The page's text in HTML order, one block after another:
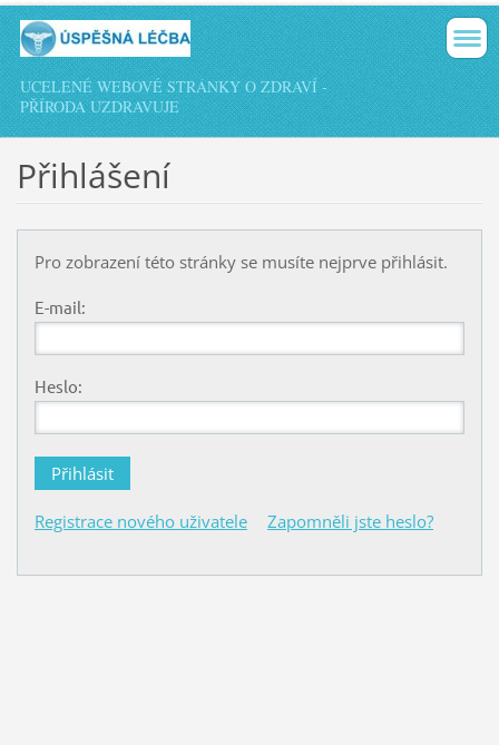
UCELENÉ WEBOVÉ STRÁNKY O ZDRAVÍ -
PŘÍRODA UZDRAVUJE
Přihlášení
Pro zobrazení této stránky se musíte nejprve přihlásit.
E-mail:
Heslo:
Registrace nového uživatele Zapomněli jste heslo?